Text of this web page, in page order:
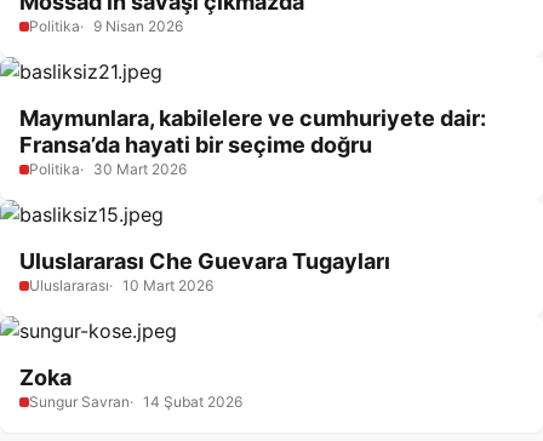
Politika 9 Nisan 2026
Maymunlara, kabilelere ve cumhuriyete dair:
Fransa’da hayati bir seçime doğru
Politika 30 Mart 2026
Uluslararası Che Guevara Tugayları
Uluslararası 10 Mart 2026
Zoka
Sungur Savran 14 Şubat 2026